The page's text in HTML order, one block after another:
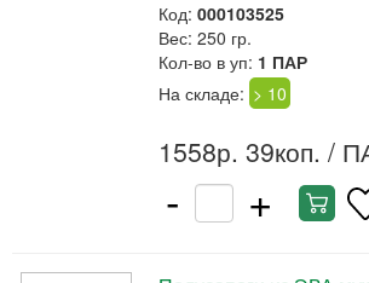
Код: 000103525
Вес: 250 гр.
Кол-во в уп: 1 ПАР
На складе: > 10
1558р. 39коп. /
- +